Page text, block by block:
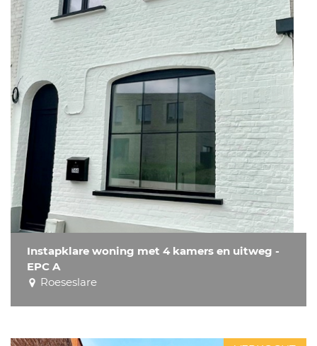
Instapklare woning met 4 kamers en uitweg -
EPC A
Roeseslare